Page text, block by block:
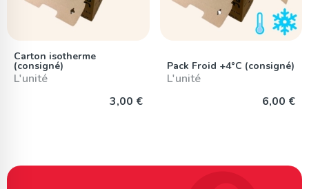
Carton isotherme
(consigné)
L'unité
3,00 €
Pack Froid +4°C (consigné)
L'unité
6,00 €